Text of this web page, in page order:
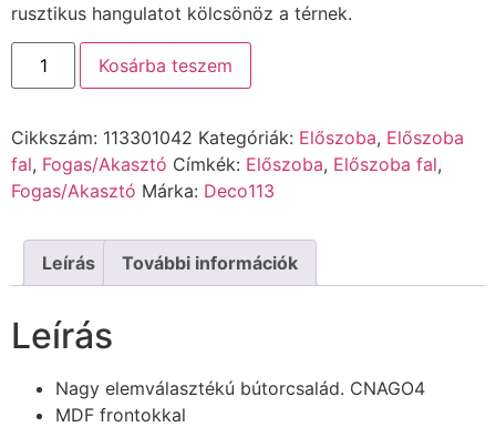
rusztikus hangulatot kölcsönöz a térnek.
Kosárba teszem
Cikkszám: 113301042 Kategóriák: Előszoba, Előszoba
fal, Fogas/Akasztó Címkék: Előszoba, Előszoba fal,
Fogas/Akasztó Márka: Deco113
Leírás További információk
Leírás
Nagy elemválasztékú bútorcsalád. CNAGO4
MDF frontokkal